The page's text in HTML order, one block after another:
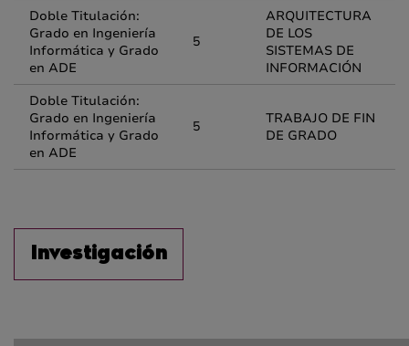
Doble Titulación:
Grado en Ingeniería
Informática y Grado
en ADE
5
ARQUITECTURA
DE LOS
SISTEMAS DE
INFORMACIÓN
Doble Titulación:
Grado en Ingeniería
Informática y Grado
en ADE
5
TRABAJO DE FIN
DE GRADO
Investigación